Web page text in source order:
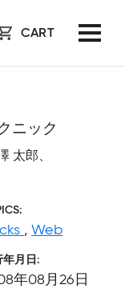
CART
ニック
太郎、
,Web
年月日
年08月26日